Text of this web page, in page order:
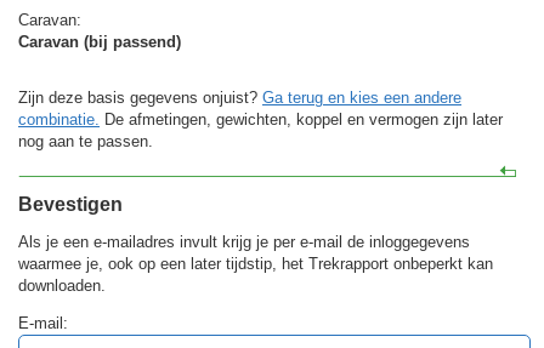
Caravan:
Caravan (bij passend)
Zijn deze basis gegevens onjuist? Ga terug en kies een andere
combinatie. De afmetingen, gewichten, koppel en vermogen zijn later
nog aan te passen.
Bevestigen
Als je een e-mailadres invult krijg je per e-mail de inloggegevens
waarmee je, ook op een later tijdstip, het Trekrapport onbeperkt kan
downloaden.
E-mail: